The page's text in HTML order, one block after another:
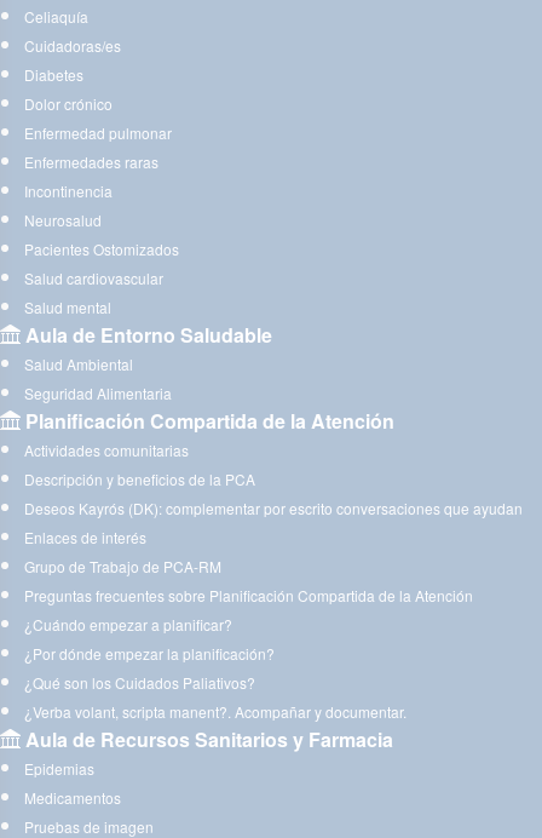
Celiaquía
Cuidadoras/es
Diabetes
Dolor crónico
Enfermedad pulmonar
Enfermedades raras
Incontinencia
Neurosalud
Pacientes Ostomizados
Salud cardiovascular
Salud mental
Aula de Entorno Saludable
Salud Ambiental
Seguridad Alimentaria
Planificación Compartida de la Atención
Actividades comunitarias
Descripción y beneficios de la PCA
Deseos Kayrós (DK): complementar por escrito conversaciones que ayudan
Enlaces de interés
Grupo de Trabajo de PCA-RM
Preguntas frecuentes sobre Planificación Compartida de la Atención
¿Cuándo empezar a planificar?
¿Por dónde empezar la planificación?
¿Qué son los Cuidados Paliativos?
¿Verba volant, scripta manent?. Acompañar y documentar.
Aula de Recursos Sanitarios y Farmacia
Epidemias
Medicamentos
Pruebas de imagen